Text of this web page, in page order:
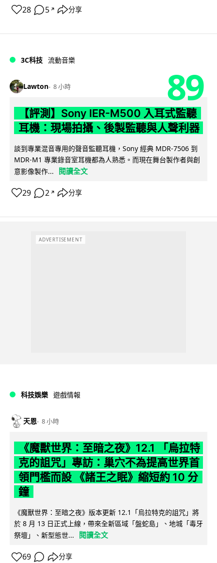
28 5 ↗ 分享
3C科技 流動音樂
Lawton 8 小時 89
【評測】Sony IER-M500 入耳式監聽
耳機：現場拍攝、後製監聽與人聲利器
談到專業混音專用的聲音監聽耳機，Sony 經典 MDR-7506 到
MDR-M1 專業錄音室耳機都為人熟悉。而現在舞台製作者與創
意影像製作...
閱讀全文
29 2 ↗ 分享
ADVERTISEMENT
科技娛樂 遊戲情報
天恩 8 小時
《魔獸世界：至暗之夜》12.1 「烏拉特
克的詛咒」專訪：巢穴不為提高世界首
領門檻而設 《諸王之眠》縮短約 10 分
鐘
《魔獸世界：至暗之夜》版本更新 12.1「烏拉特克的詛咒」將
於 8 月 13 日正式上線，帶來全新區域「盤蛇島」、地城「毒牙
祭壇」、新型態世...
閱讀全文
69 分享